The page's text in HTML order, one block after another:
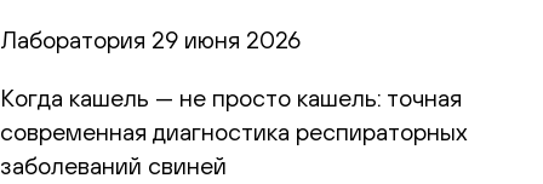
Лаборатория 29 июня 2026
Когда кашель — не просто кашель: точная
современная диагностика респираторных
заболеваний свиней